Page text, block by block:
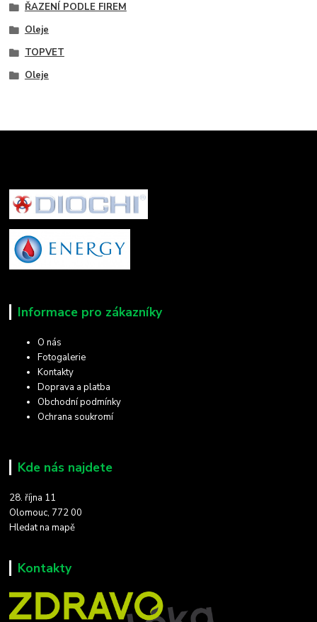
ŘAZENÍ PODLE FIREM
Oleje
TOPVET
Oleje
Informace pro zákazníky
O nás
Fotogalerie
Kontakty
Doprava a platba
Obchodní podmínky
Ochrana soukromí
Kde nás najdete
28. října 11
Olomouc, 772 00
Hledat na mapě
Kontakty